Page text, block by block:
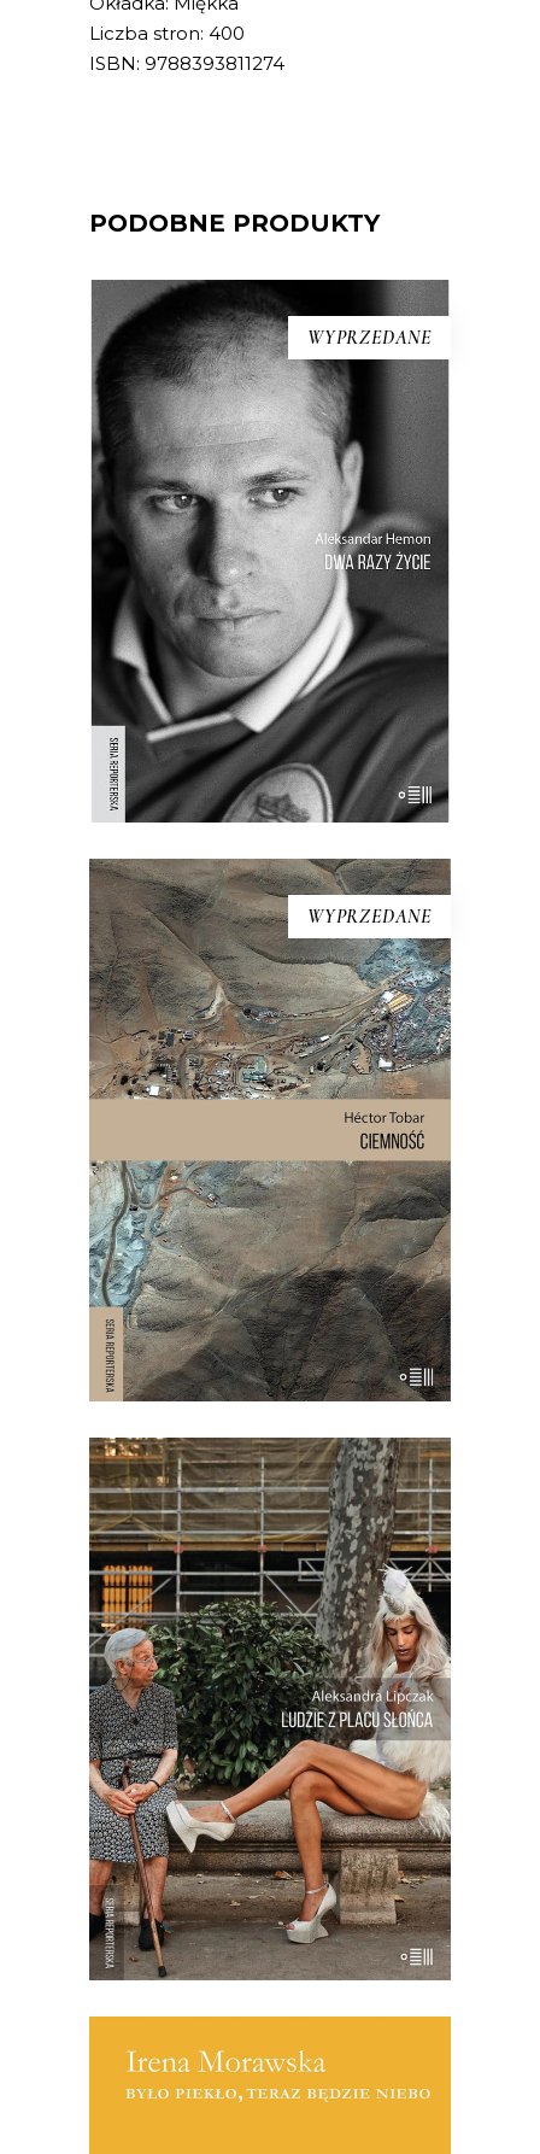
Liczba stron: 400
ISBN: 9788393811274
PODOBNE PRODUKTY
WYPRZEDANE
[EBOOK] Aleksandar Hemon –
DWA RAZY ŻYCIE. BOŚNIA I
AMERYKA
Osobista opowieść amerykańsko-
bośniackiego pisarza o chłopięcych
latach spędzonych w Jugosławii i o
przymusowej emigracji, o utracie
przeszłości i przymusie odnalezienia się
w nowej teraźniejszości. “Wojna przyszła
do nas i teraz czekaliśmy na to, kto
przeżyje, kto będzie zabijał i kto […]
WYPRZEDANE
[EBOOK] Hector Tobar –
CIEMNOŚĆ
Kiedy na pustyni Atakama zawaliło się
wnętrze góry podziurawionej
górniczymi korytarzami, 625 metrów
pod ziemią, w ciemności, wilgoci, bez
jedzenia i wody pitnej zostało
uwięzionych 33 mężczyzn. Akcja
ratownicza w kopalni San José
wydawała się niemożliwa. Dopiero po 17
dniach […]
[EBOOK] Aleksandra Lipczak –
LUDZIE Z PLACU SŁOŃCA
Franek Kanalarz – deweloper, który
postawił miasto pośrodku pustyni.
Susana, która zamówiła w banku
whoppera z serem, bo przestała się bać.
Manuel, który przez 30 lat nie wychodził
z domu. Pedro, syn obwoźnego
handlarza, który zamiast mówić “Nie ma
Boga, […]
39.00zł 19.50zł
KSIĄŻKA DO KOSZYKA
[EBOOK] Irena Morawska – BYŁO